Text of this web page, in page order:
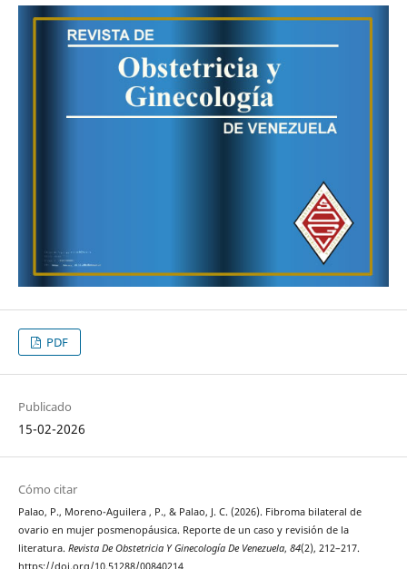
PDF
Publicado
15-02-2026
Cómo citar
Palao, P., Moreno-Aguilera , P., & Palao, J. C. (2026). Fibroma bilateral de
ovario en mujer posmenopáusica. Reporte de un caso y revisión de la
literatura. Revista De Obstetricia Y Ginecología De Venezuela, 84(2), 212–217.
https://doi.org/10.51288/00840214